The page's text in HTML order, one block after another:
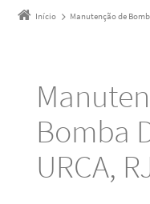
Início Manutenção de
Bomba
URCA,